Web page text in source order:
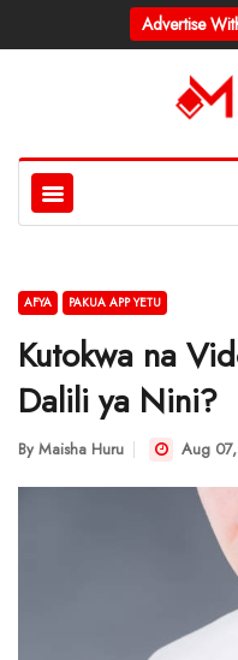
Advertise
AFYA PAKUA APP YETU
Kutokwa na
Dalili ya Nini?
By Maisha Huru Aug